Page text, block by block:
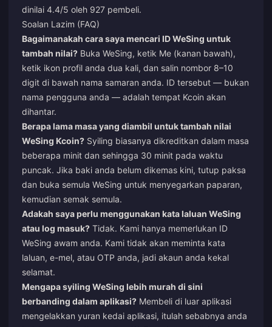
dinilai 4.4/5 oleh 927 pembeli.
Soalan Lazim (FAQ)
Bagaimanakah cara saya mencari ID WeSing untuk
tambah nilai? Buka WeSing, ketik Me (kanan bawah),
ketik ikon profil anda dua kali, dan salin nombor 8–10
digit di bawah nama samaran anda. ID tersebut — bukan
nama pengguna anda — adalah tempat Kcoin akan
dihantar.
Berapa lama masa yang diambil untuk tambah nilai
WeSing Kcoin? Syiling biasanya dikreditkan dalam masa
beberapa minit dan sehingga 30 minit pada waktu
puncak. Jika baki anda belum dikemas kini, tutup paksa
dan buka semula WeSing untuk menyegarkan paparan,
kemudian semak semula.
Adakah saya perlu menggunakan kata laluan WeSing
atau log masuk? Tidak. Kami hanya memerlukan ID
WeSing awam anda. Kami tidak akan meminta kata
laluan, e-mel, atau OTP anda, jadi akaun anda kekal
selamat.
Mengapa syiling WeSing lebih murah di sini
berbanding dalam aplikasi? Membeli di luar aplikasi
mengelakkan yuran kedai aplikasi, itulah sebabnya anda